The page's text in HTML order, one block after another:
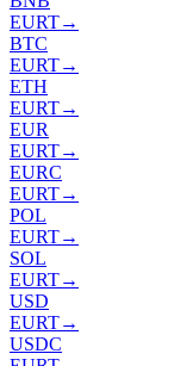
EURT→
BTC
EURT→
ETH
EURT→
EUR
EURT→
EURC
EURT→
POL
EURT→
SOL
EURT→
USD
EURT→
USDC